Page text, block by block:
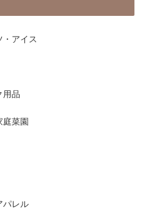
・アイス
用品
庭菜園
パレル